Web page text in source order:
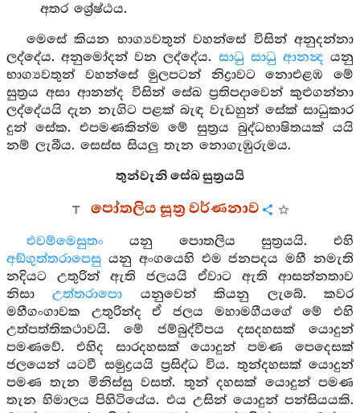
අතර ශ්‍රේෂ්ඨය.
මෙසේ කියන භාග්‍යවතුන් වහන්සේ විසින් අනුදන්නා
ලද්දේය. අනුමෝදන් වන ලද්දේය. සාධු සාධු ආනන්‍ද යනු
භාග්‍යවතුන් වහන්සේ මුලපටන් නිද්‍රාවට නොඑළඹ මේ
සුත්‍රය අසා ආනන්ද විසින් සේඛ ප්‍රතිපදාවෙන් කුළුගන්නා
ලද්දේයයි දැන නැගිට පළක් බැඳ වැඩහුන් සේක් සාධුකාර
දුන් සේක. එපමණකින්ම මේ සුත්‍රය බුද්ධභාෂිතයක් යයි
නම් ලැබීය. සෙස්ස සියලු තැන නොගැඹුරුමය.
තුන්වැනි සේඛ සුත්‍රයයි
පෝතලිය සූත්‍ර වර්ණනාව
එවම්මෙසුතංයනු පොතලිය සුත්‍රයයි. එහි
අඞ්ගුත්තරාපෙසු යනු අංගයෙහි එම ජනපදය මහී නමැති
නදියට උතුරින් ඇති ජලයයි ඒවාට ඇති ආසන්නතාව
නිසාඋත්තරාපො යනුවෙන් කියනු ලැබේ. කවර
මහීගංගාවක උතුරින්ද ඒ ජලය මහාමගීයගේ මේ එහි
උත්පත්තිකථාවයි. මේ ජම්බුද්වීපය දසදහසක් යොදුන්
පමණවේ. එහිද සාරදහසක් යොදුන් පමණ පෙදෙසක්
ජලයෙන් යටවී සමුද්‍රයයි ප්‍රසිද්ධ විය. තුන්දහසක් යොදුන්
පමණ තැන මිනිස්සු වසත්. තුන් දහසක් යොදුන් පමණ
තැන හිමාලය පිහිටියේය. එය උසින් යොදුන් පන්සියයකි.